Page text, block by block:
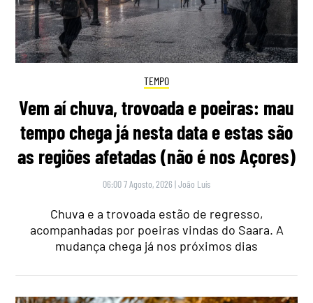
TEMPO
Vem aí chuva, trovoada e poeiras: mau
tempo chega já nesta data e estas são
as regiões afetadas (não é nos Açores)
06:00 7 Agosto, 2026 |João Luís
Chuva e a trovoada estão de regresso,
acompanhadas por poeiras vindas do Saara. A
mudança chega já nos próximos dias